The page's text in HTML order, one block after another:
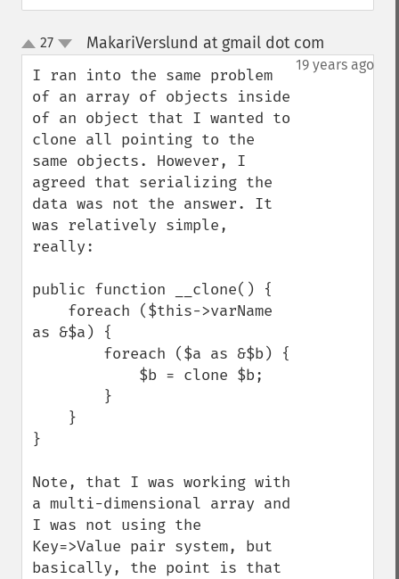
up
down
27 MakariVerslund at gmail dot com
19 years ago
I ran into the same problem
of an array of objects inside
of an object that I wanted to
clone all pointing to the
same objects. However, I
agreed that serializing the
data was not the answer. It
was relatively simple,
really:
public function __clone() {
as &$a) {
}
Note, that I was working with
a multi-dimensional array and
I was not using the
Key=>Value pair system, but
basically, the point is that